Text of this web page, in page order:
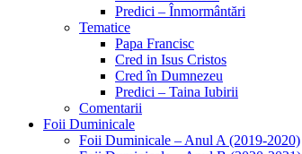
Predici – Înmormântări
Tematice
Papa Francisc
Cred in Isus Cristos
Cred în Dumnezeu
Predici – Taina Iubirii
Comentarii
Foii Duminicale
Foii Duminicale – Anul A (2019-2020)